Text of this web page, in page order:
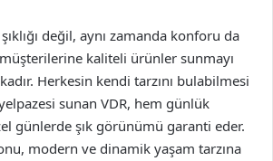
değil, aynı zamanda konforu da
kaliteli ürünler sunmayı
Herkesin kendi tarzını bulabilmesi
sunan VDR, hem günlük
günlerde şık görünümü garanti eder.
modern ve dinamik yaşam tarzına